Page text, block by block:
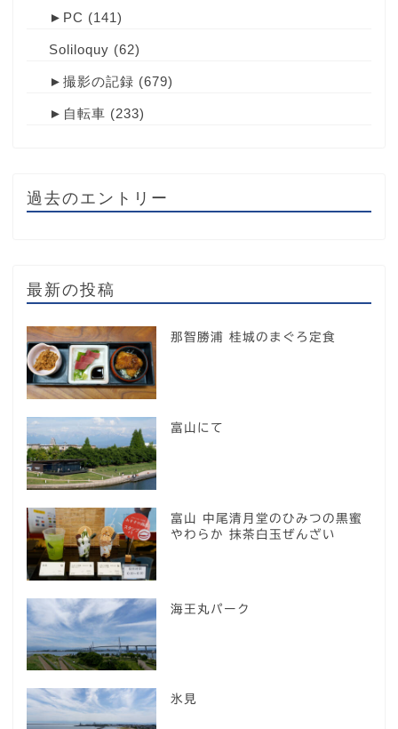
► PC (141)
Soliloquy (62)
► 撮影の記録 (679)
► 自転車 (233)
過去のエントリー
最新の投稿
那智勝浦 桂城のまぐろ定食
富山にて
富山 中尾清月堂のひみつの黒蜜
やわらか 抹茶白玉ぜんざい
海王丸パーク
氷見